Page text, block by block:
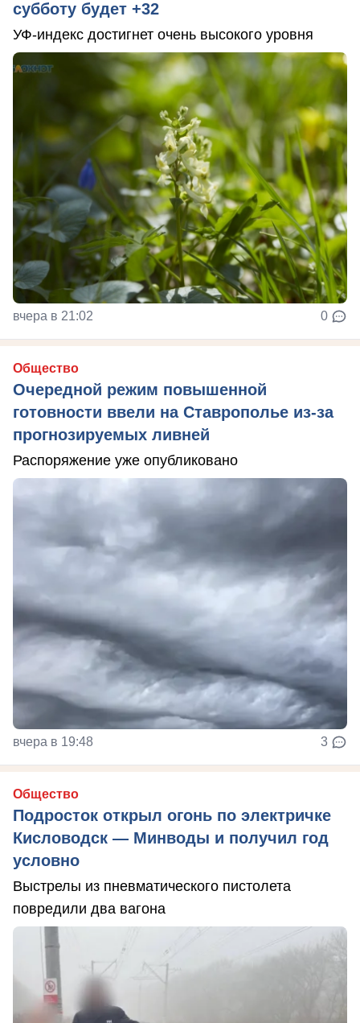
субботу будет +32
УФ-индекс достигнет очень высокого уровня
вчера в 21:02 0
Общество
Очередной режим повышенной
готовности ввели на Ставрополье из-за
прогнозируемых ливней
Распоряжение уже опубликовано
вчера в 19:48 3
Общество
Подросток открыл огонь по электричке
Кисловодск — Минводы и получил год
условно
Выстрелы из пневматического пистолета
повредили два вагона